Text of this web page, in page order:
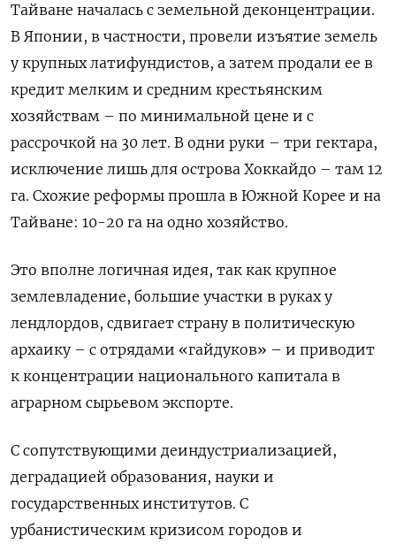
Тайване началась с земельной деконцентрации.
В Японии, в частности, провели изъятие земель
у крупных латифундистов, а затем продали ее в
кредит мелким и средним крестьянским
хозяйствам – по минимальной цене и с
рассрочкой на 30 лет. В одни руки – три гектара,
исключение лишь для острова Хоккайдо – там 12
га. Схожие реформы прошла в Южной Корее и на
Тайване: 10-20 га на одно хозяйство.
Это вполне логичная идея, так как крупное
землевладение, большие участки в руках у
лендлордов, сдвигает страну в политическую
архаику – с отрядами «гайдуков» – и приводит
к концентрации национального капитала в
аграрном сырьевом экспорте.
С сопутствующими деиндустриализацией,
деградацией образования, науки и
государственных институтов. С
урбанистическим кризисом городов и